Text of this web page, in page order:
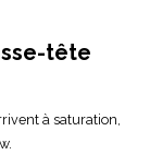
tête
à saturation,